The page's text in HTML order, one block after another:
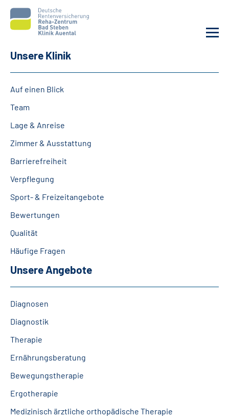
Service
Sozialdienste & Zuweisende
Leichte Sprache
Gebärdensprache
Unsere Klinik
Auf einen Blick
Team
Lage & Anreise
Zimmer & Ausstattung
Barrierefreiheit
Verpflegung
Sport- & Freizeitangebote
Bewertungen
Qualität
Häufige Fragen
Unsere Angebote
Diagnosen
Diagnostik
Therapie
Ernährungsberatung
Bewegungstherapie
Ergotherapie
Medizinisch ärztliche orthopädische Therapie